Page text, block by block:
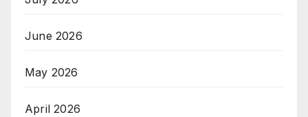
June 2026
May 2026
April 2026